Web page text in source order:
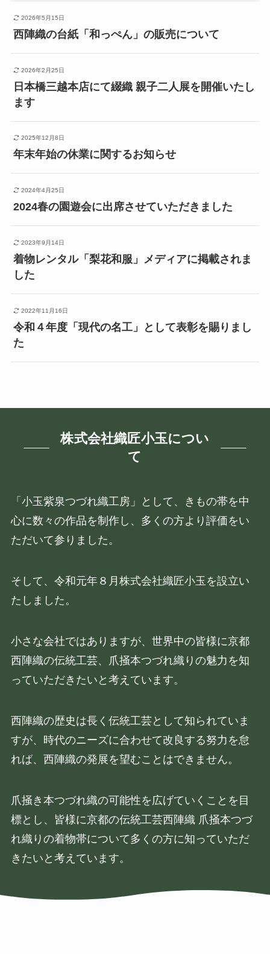
2026年5月15日
西陣織の台紙「和っぺん」の販売について
2026年2月25日
日本橋三越本店にて綴織 親子二人展を開催いたし
ます
2025年12月8日
年末年始の休業に関するお知らせ
2024年4月25日
2024春の園遊会に出席させていただきました
2023年9月14日
着物レンタル「梨花和服」メディアに掲載されま
した
2022年11月16日
令和４年度「現代の名工」として表彰を賜りまし
た
株式会社織匠小玉につい
て
「小玉紫泉つづれ織工房」として、きもの帯を中
心に数々の作品を制作し、多くの方より評価をい
ただいて参りました。
そして、令和元年８月株式会社織匠小玉を設立い
たしました。
小さな会社ではありますが、世界中の皆様に京都
西陣織の伝統工芸、爪掻本つづれ織りの魅力を知
っていただきたいと考えています。
西陣織の歴史は長く伝統工芸として知られていま
すが、時代のニーズに合わせて改良する努力を怠
れば、西陣織の発展を望むことはできません。
爪掻き本つづれ織の可能性を広げていくことを目
標とし、皆様に京都の伝統工芸西陣織 爪掻本つづ
れ織りの着物帯について多くの方に知っていただ
きたいと考えています。